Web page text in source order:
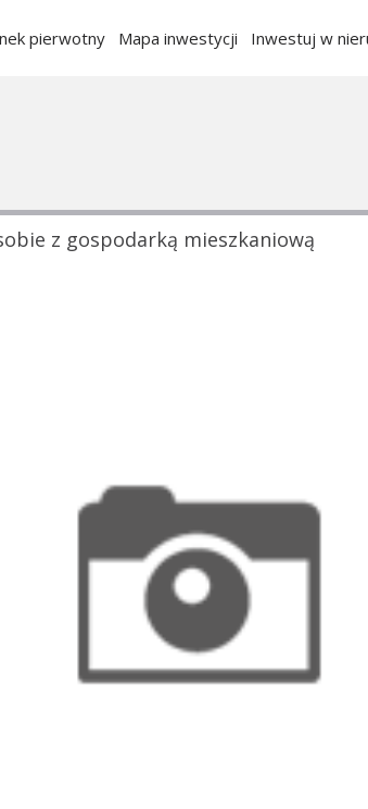
pierwotny Mapa inwestycji Inwestuj w
z gospodarką mieszkaniową